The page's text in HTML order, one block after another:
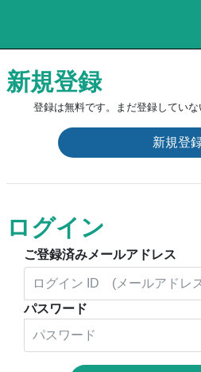
新規登録
登録は無料です。まだ登録していな
新規登
ログイン
ご登録済みメールアドレス
パスワード